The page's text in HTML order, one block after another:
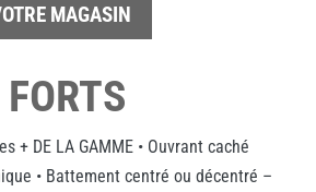
MAGASIN
+ DE LA GAMME • Ouvrant caché
• Battement centré ou décentré –